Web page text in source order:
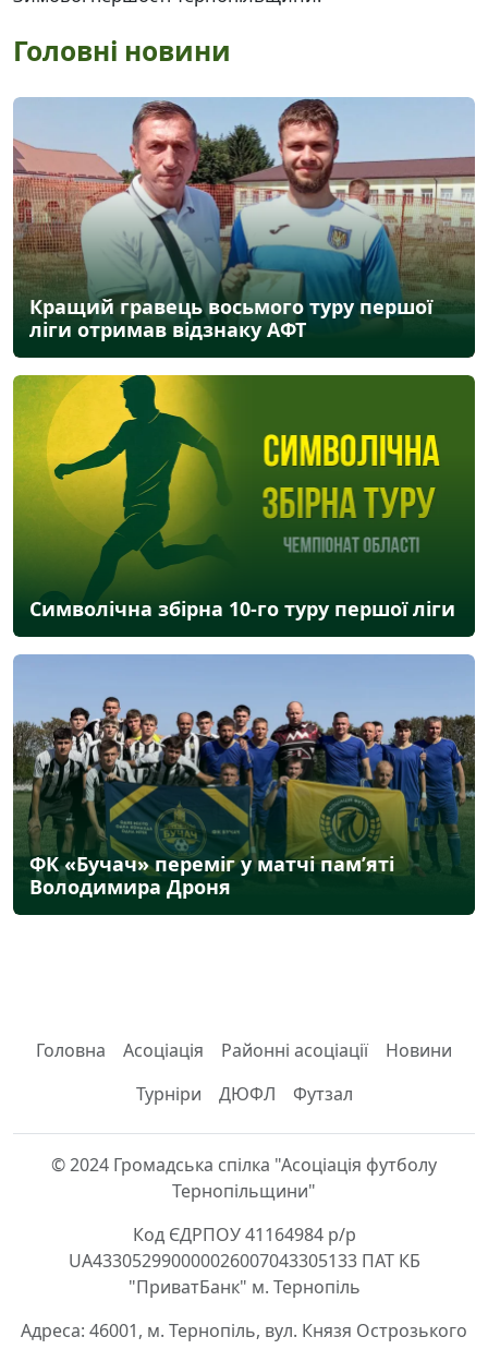
Головні новини
Кращий гравець восьмого туру першої
ліги отримав відзнаку АФТ
Символічна збірна 10-го туру першої ліги
ФК «Бучач» переміг у матчі пам’яті
Володимира Дроня
Головна Асоціація Районні асоціації
Новини
Турніри
ДЮФЛ Футзал
© 2024 Громадська спілка "Асоціація футболу
Тернопільщини"
Код ЄДРПОУ 41164984 р/р
UA433052990000026007043305133 ПАТ КБ
"ПриватБанк" м. Тернопіль
Адреса: 46001, м. Тернопіль, вул. Князя Острозького